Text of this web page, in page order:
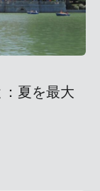
夏を最大